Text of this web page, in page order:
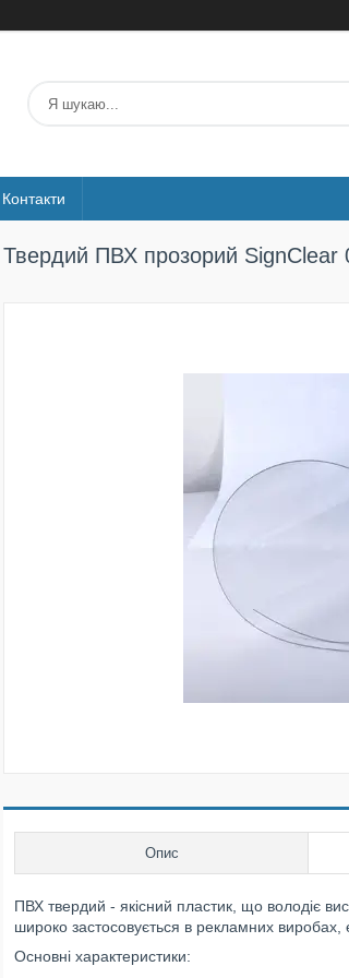
Контакти
Твердий ПВХ прозорий
Опис
ПВХ твердий - якісний пластик, що володіє
широко застосовується в рекламних виробах,
Основні характеристики: